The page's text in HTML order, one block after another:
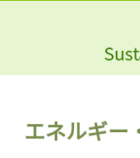
エネルギー